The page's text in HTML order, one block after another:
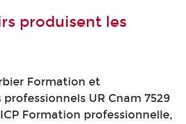
produisent les
Formation et
UR Cnam 7529
Formation professionnelle,